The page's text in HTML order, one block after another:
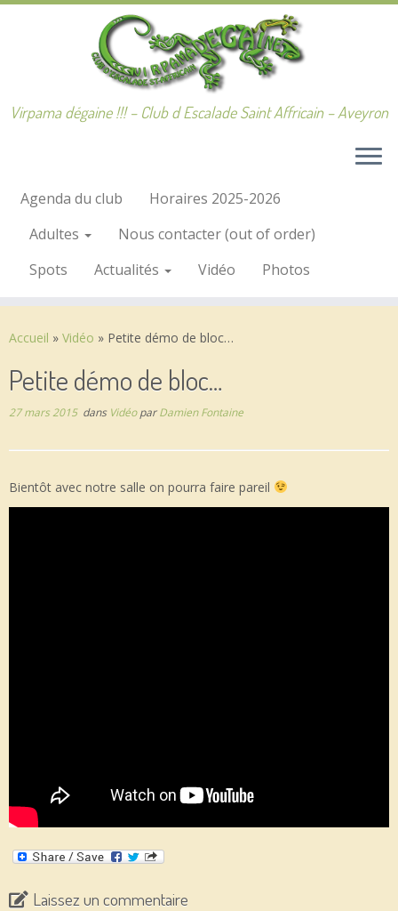
Passer
Virpama dégaine !!! – Club d Escalade Saint Affricain – Aveyron
Agenda du club
Horaires 2025-2026
Adultes
Nous contacter (out of order)
Spots
Actualités Vidéo Photos
Accueil » Vidéo » Petite démo de bloc…
Petite démo de bloc…
27 mars 2015dans VidéoparDamien Fontaine
Bientôt avec notre salle on pourra faire pareil
Laissez un commentaire